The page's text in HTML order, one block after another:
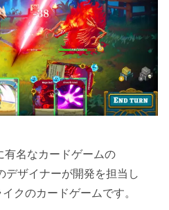
有名なカードゲームの
デザイナーが開発を担当し
クのカードゲームです。